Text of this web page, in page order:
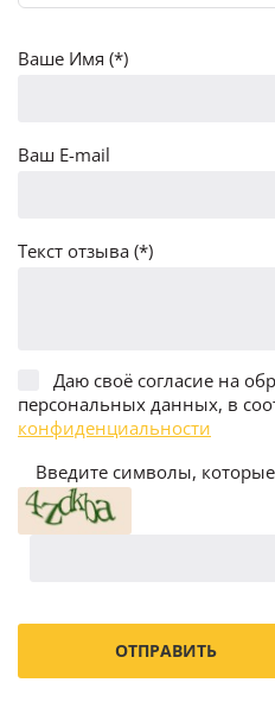
Ваше Имя (*)
Ваш E-mail
Текст отзыва (*)
Даю своё согласие на
персональных данных, в
конфиденциальности
Введите символы,